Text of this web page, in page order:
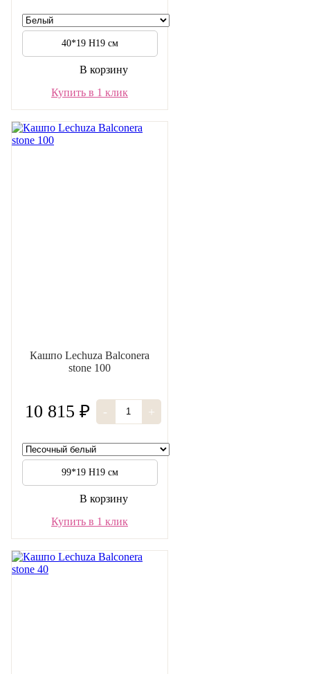
40*19 H19 см
В корзину
Купить в 1 клик
Кашпо Lechuza Balconera
stone 100
10 815 ₽ - +
99*19 H19 см
В корзину
Купить в 1 клик